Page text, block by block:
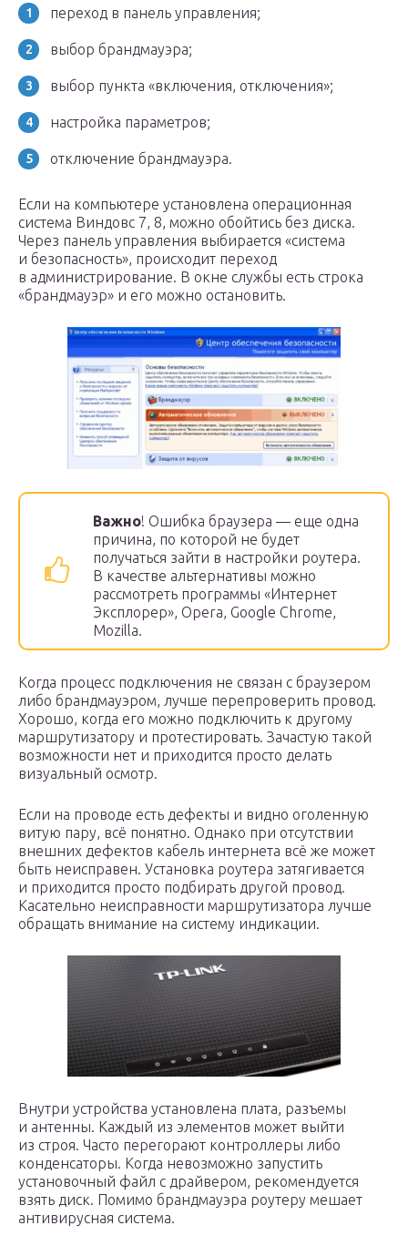
переход в панель управления;
выбор брандмауэра;
выбор пункта «включения, отключения»;
настройка параметров;
отключение брандмауэра.
Если на компьютере установлена операционная
система Виндовс 7, 8, можно обойтись без диска.
Через панель управления выбирается «система
и безопасность», происходит переход
в администрирование. В окне службы есть строка
«брандмауэр» и его можно остановить.
Важно! Ошибка браузера — еще одна
причина, по которой не будет
получаться зайти в настройки роутера.
В качестве альтернативы можно
рассмотреть программы «Интернет
Эксплорер», Оpera, Google Chrome,
Mozilla.
Когда процесс подключения не связан с браузером
либо брандмауэром, лучше перепроверить провод.
Хорошо, когда его можно подключить к другому
маршрутизатору и протестировать. Зачастую такой
возможности нет и приходится просто делать
визуальный осмотр.
Если на проводе есть дефекты и видно оголенную
витую пару, всё понятно. Однако при отсутствии
внешних дефектов кабель интернета всё же может
быть неисправен. Установка роутера затягивается
и приходится просто подбирать другой провод.
Касательно неисправности маршрутизатора лучше
обращать внимание на систему индикации.
Внутри устройства установлена плата, разъемы
и антенны. Каждый из элементов может выйти
из строя. Часто перегорают контроллеры либо
конденсаторы. Когда невозможно запустить
установочный файл с драйвером, рекомендуется
взять диск. Помимо брандмауэра роутеру мешает
антивирусная система.